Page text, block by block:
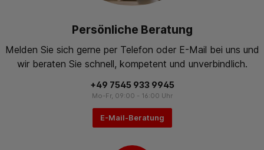
Persönliche Beratung
Melden Sie sich gerne per Telefon oder E-Mail bei uns und
wir beraten Sie schnell, kompetent und unverbindlich.
+49 7545 933 9945
Mo-Fr, 09:00 - 16:00 Uhr
E-Mail-Beratung